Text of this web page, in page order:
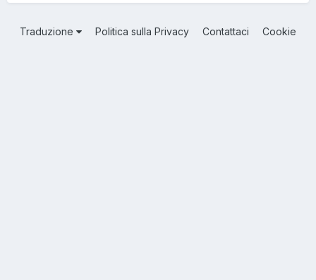
Traduzione Politica sulla Privacy Contattaci Cookie